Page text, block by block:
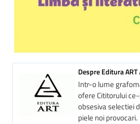
Despre Editura ART
Intr-o lume
ofere Cititorului
obsesiva selectiei
piele noi provocari.